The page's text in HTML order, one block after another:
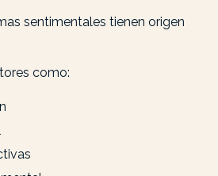
sentimentales tienen origen
como: